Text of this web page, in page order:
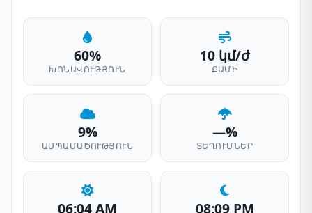
60%
ԽՈՆԱՎՈՒԹՅՈՒՆ
10 կմ/ժ
ՔԱՄԻ
9%
ԱՄՊԱՄԱԾՈՒԹՅՈՒՆ
—%
ՏԵՂՈՒՄՆԵՐ
06:04 AM 08:09 PM